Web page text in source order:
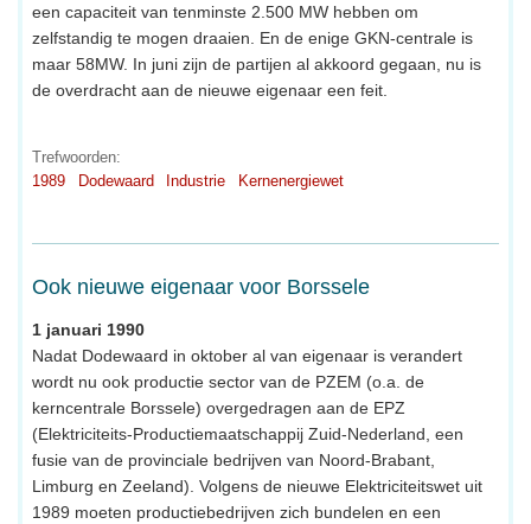
een capaciteit van tenminste 2.500 MW hebben om
zelfstandig te mogen draaien. En de enige GKN-centrale is
maar 58MW. In juni zijn de partijen al akkoord gegaan, nu is
de overdracht aan de nieuwe eigenaar een feit.
Trefwoorden:
1989
Dodewaard Industrie Kernenergiewet
Ook nieuwe eigenaar voor Borssele
1 januari 1990
Nadat Dodewaard in oktober al van eigenaar is verandert
wordt nu ook productie sector van de PZEM (o.a. de
kerncentrale Borssele) overgedragen aan de EPZ
(Elektriciteits-Productiemaatschappij Zuid-Nederland, een
fusie van de provinciale bedrijven van Noord-Brabant,
Limburg en Zeeland). Volgens de nieuwe Elektriciteitswet uit
1989 moeten productiebedrijven zich bundelen en een